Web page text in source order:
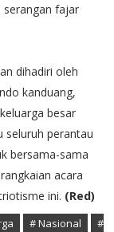
serangan fajar
dihadiri oleh
kanduang,
besar
seluruh perantau
bersama-sama
acara
ini. (Red)
# Nasional
#